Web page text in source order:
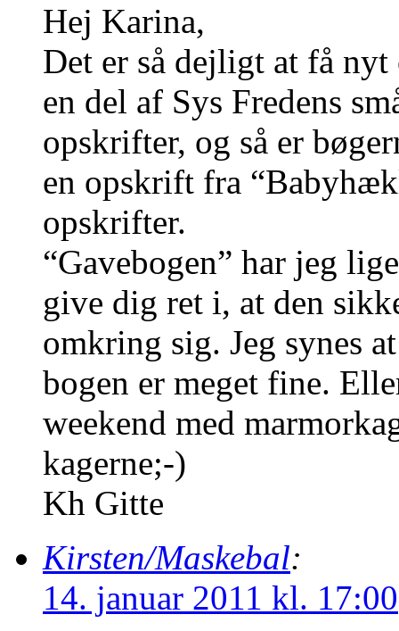
Hej Karina,
Det er så dejligt at få
en del af Sys Fredens
opskrifter, og så er
en opskrift fra
opskrifter.
“Gavebogen” har jeg
give dig ret i, at den
omkring sig. Jeg synes
bogen er meget fine.
weekend med
kagerne;-)
Kh Gitte
Kirsten/Maskebal:
14. januar 2011 kl. 17:00